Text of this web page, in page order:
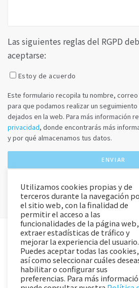
Las siguientes reglas del RGPD
aceptarse:
Estoy de acuerdo
Este formulario recopila tu nombre,
para que podamos realizar un
dejados en la web. Para más información
privacidad, donde encontrarás más
y por qué almacenamos tus datos.
Utilizamos cookies propias y de
terceros durante la navegación
el sitio web, con la finalidad de
permitir el acceso a las
funcionalidades de la página web,
extraer estadísticas de tráfico y
mejorar la experiencia del usuario.
Puedes aceptar todas las cookies,
así como seleccionar cuáles
habilitar o configurar sus
preferencias. Para más